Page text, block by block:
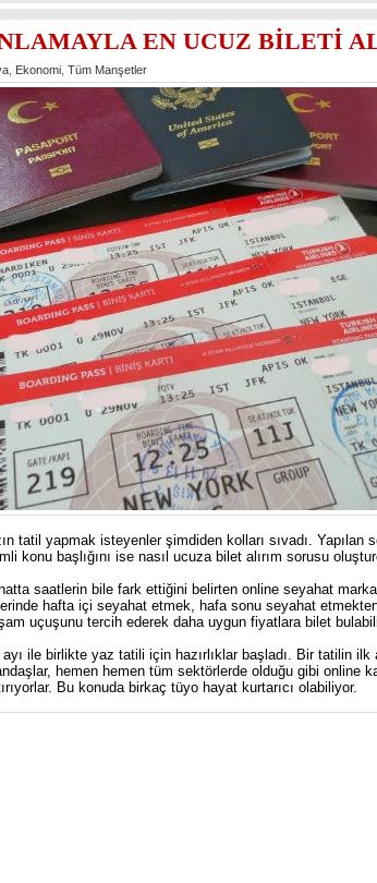
EN UCUZ BİLETİ
Ekonomi Tüm Manşetler
tatil yapmak isteyenler şimdiden kolları sıvadı. Yapılan
konu başlığını ise nasıl ucuza bilet alırım sorusu
saatlerin bile fark ettiğini belirten online seyahat
hafta içi seyahat etmek, hafa sonu seyahat
uçuşunu tercih ederek daha uygun fiyatlara bilet
ile birlikte yaz tatili için hazırlıklar başladı. Bir tatilin ilk
hemen hemen tüm sektörlerde olduğu gibi online
Bu konuda birkaç tüyo hayat kurtarıcı olabiliyor.